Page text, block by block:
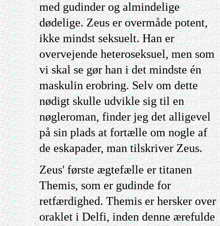
med gudinder og almindelige
dødelige. Zeus er overmåde potent,
ikke mindst seksuelt. Han er
overvejende heteroseksuel, men som
vi skal se gør han i det mindste én
maskulin erobring. Selv om dette
nødigt skulle udvikle sig til en
nøgleroman, finder jeg det alligevel
på sin plads at fortælle om nogle af
de eskapader, man tilskriver Zeus.
Zeus' første ægtefælle er titanen
Themis, som er gudinde for
retfærdighed. Themis er hersker over
oraklet i Delfi, inden denne ærefulde